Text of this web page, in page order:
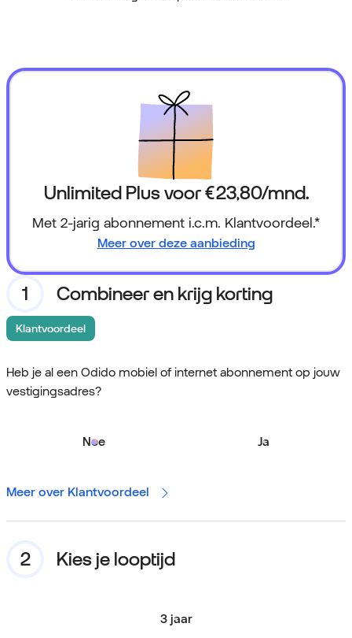
Unlimited Plus voor€ 23,80/mnd.
Met 2-jarig abonnement i.c.m. Klantvoordeel.*
Meer over deze aanbieding
Combineer en krijg korting
Klantvoordeel
Heb je al een Odido mobiel of internet abonnement op jouw
vestigingsadres?
Nee Ja
Meer over Klantvoordeel
Kies je looptijd
3 jaar